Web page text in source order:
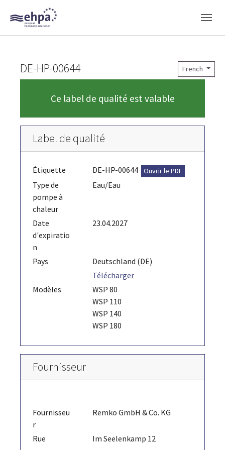
Skip to main navigation
Skip to main content
Skip to page footer
French
DE-HP-00644
Ce label de qualité est valable
Label de qualité
Étiquette DE-HP-00644 Ouvrir le PDF
Type de
pompe à
chaleur
Eau/Eau
Date
d'expiratio
n
23.04.2027
Pays
Deutschland (DE)
Télécharger
Modèles
WSP 80
WSP 110
WSP 140
WSP 180
Fournisseur
Fournisseu
r
Remko GmbH & Co. KG
Rue
Im Seelenkamp 12